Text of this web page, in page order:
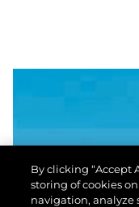
By clicking “Accept
storing of cookies
navigation, analyze